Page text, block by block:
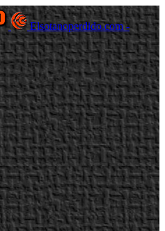
Elsotanoperdido.com -